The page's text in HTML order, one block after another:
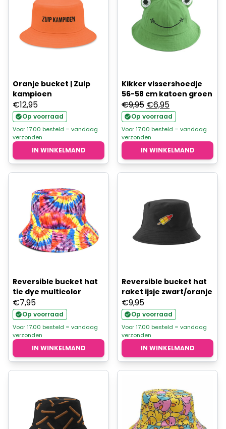
Oranje bucket | Zuip
kampioen
€12,95
Op voorraad
Voor 17.00 besteld = vandaag
verzonden
IN WINKELMAND
Kikker vissershoedje
56-58 cm katoen groen
€9,95 Oorspronkelijke
prijs
was:
€9,95.
€6,95Huidige
prijs
is:
€6,95.
Op voorraad
Voor 17.00 besteld = vandaag
verzonden
IN WINKELMAND
Reversible bucket hat
tie dye multicolor
€7,95
Op voorraad
Voor 17.00 besteld = vandaag
verzonden
IN WINKELMAND
Reversible bucket hat
raket ijsje zwart/oranje
€9,95
Op voorraad
Voor 17.00 besteld = vandaag
verzonden
IN WINKELMAND